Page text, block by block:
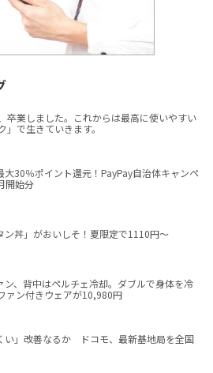
卒業しました。これからは最高に使いやすい
」で生きていきます。
大30％ポイント還元！PayPay自治体キャンペ
開始分
ン丼」がおいしそ！夏限定で1110円～
ン、背中はペルチェ冷却。ダブルで身体を冷
ァン付きウェアが10,980円
い」改善なるか ドコモ、最新基地局を全国